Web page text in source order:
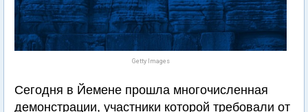
Getty Images
Сегодня в Йемене прошла многочисленная
демонстрации, участники которой требовали от